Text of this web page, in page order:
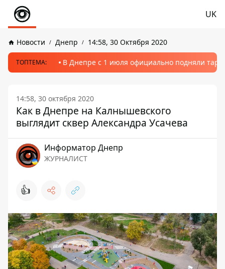
UK
Новости Днепр 14:58, 30 Октября 2020
ТОПТЕМА: В Днепре с 1 июля официально подняли
14:58, 30 октября 2020
Как в Днепре на Калнышевского
выглядит сквер Александра Усачева
Информатор Днепр
ЖУРНАЛИСТ
👍